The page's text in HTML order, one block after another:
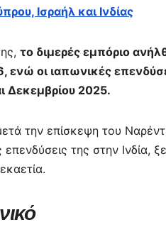
Ισραήλ και Ινδίας
το διμερές εμπόριο
ενώ οι ιαπωνικές
Δεκεμβρίου 2025.
την επίσκεψη του
επενδύσεις της στην Ινδία,